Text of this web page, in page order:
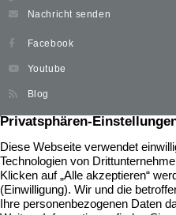
Nachricht senden
Facebook
Youtube
Blog
Immobilien
Unser Service